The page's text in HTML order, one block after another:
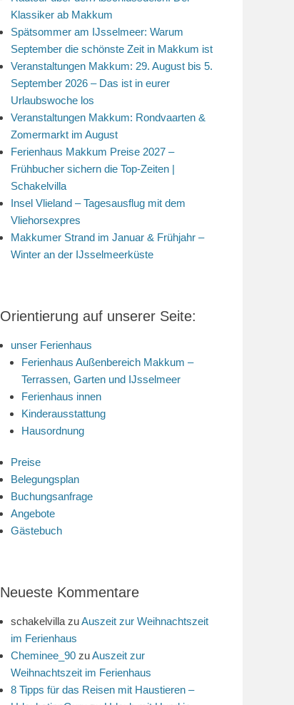
Klassiker ab Makkum
Spätsommer am IJsselmeer: Warum
September die schönste Zeit in Makkum ist
Veranstaltungen Makkum: 29. August bis 5.
September 2026 – Das ist in eurer
Urlaubswoche los
Veranstaltungen Makkum: Rondvaarten &
Zomermarkt im August
Ferienhaus Makkum Preise 2027 –
Frühbucher sichern die Top-Zeiten |
Schakelvilla
Insel Vlieland – Tagesausflug mit dem
Vliehorsexpres
Makkumer Strand im Januar & Frühjahr –
Winter an der IJsselmeerküste
Orientierung auf unserer Seite:
unser Ferienhaus
Ferienhaus Außenbereich Makkum –
Terrassen, Garten und IJsselmeer
Ferienhaus innen
Kinderausstattung
Hausordnung
Preise
Belegungsplan
Buchungsanfrage
Angebote
Gästebuch
Neueste Kommentare
schakelvilla zuAuszeit zur Weihnachtszeit
im Ferienhaus
Cheminee_90 zuAuszeit zur
Weihnachtszeit im Ferienhaus
8 Tipps für das Reisen mit Haustieren –